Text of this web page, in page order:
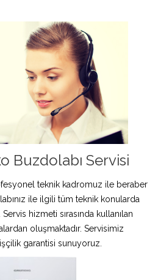
Buzdolabı Servisi
teknik kadromuz ile beraber
ile ilgili tüm teknik konularda
hizmeti sırasında kullanılan
oluşmaktadır. Servisimiz
garantisi sunuyoruz.